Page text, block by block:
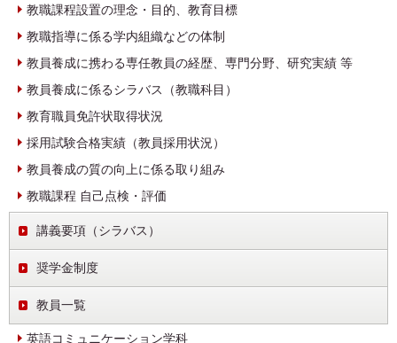
教職課程設置の理念・目的、教育目標
教職指導に係る学内組織などの体制
教員養成に携わる専任教員の経歴、専門分野、研究実績 等
教員養成に係るシラバス（教職科目）
教育職員免許状取得状況
採用試験合格実績（教員採用状況）
教員養成の質の向上に係る取り組み
教職課程 自己点検・評価
講義要項（シラバス）
奨学金制度
教員一覧
英語コミュニケーション学科